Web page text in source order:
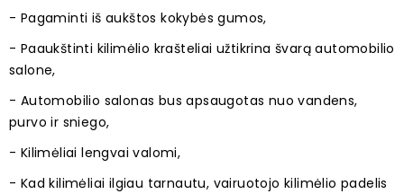
- Pagaminti iš aukštos kokybės gumos,
- Paaukštinti kilimėlio krašteliai užtikrina švarą automobilio
salone,
- Automobilio salonas bus apsaugotas nuo vandens,
purvo ir sniego,
- Kilimėliai lengvai valomi,
- Kad kilimėliai ilgiau tarnautu, vairuotojo kilimėlio padelis